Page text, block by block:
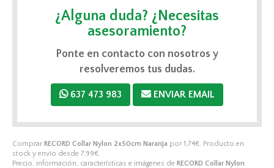
Comprar RECORD Collar Nylon 2x50cm Naranja por 1,74€ . Producto en
stock y envío desde 7,99€
Precio, información, características e imágenes de RECORD Collar Nylon
¿Alguna duda? ¿Necesitas
asesoramiento?
Ponte en contacto con nosotros y
resolveremos tus dudas.
637 473 983 ENVIAR EMAIL